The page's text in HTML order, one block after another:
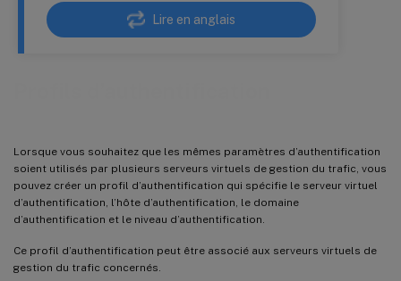
Lire en anglais
Lorsque vous souhaitez que les mêmes paramètres d’authentification
soient utilisés par plusieurs serveurs virtuels de gestion du trafic, vous
pouvez créer un profil d’authentification qui spécifie le serveur virtuel
d’authentification, l’hôte d’authentification, le domaine
d’authentification et le niveau d’authentification.
Ce profil d’authentification peut être associé aux serveurs virtuels de
gestion du trafic concernés.